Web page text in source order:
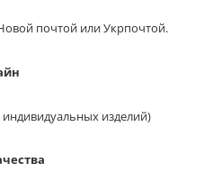
почтой или Укрпочтой.
изделий)